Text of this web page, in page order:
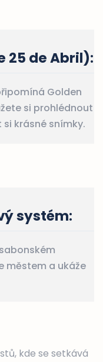
25 de Abril):
Golden
si prohlédnout
krásné snímky.
systém:
městem a ukáže
kde se setkává